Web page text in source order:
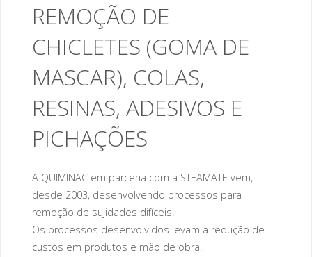
REMOÇÃO DE
CHICLETES (GOMA DE
MASCAR), COLAS,
RESINAS, ADESIVOS E
PICHAÇÕES
A QUIMINAC em parceria com a STEAMATE vem,
desde 2003, desenvolvendo processos para
remoção de sujidades difíceis.
Os processos desenvolvidos levam a redução de
custos em produtos e mão de obra.